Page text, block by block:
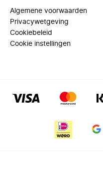
Algemene voorwaarden
Privacywetgeving
Cookiebeleid
Cookie instellingen